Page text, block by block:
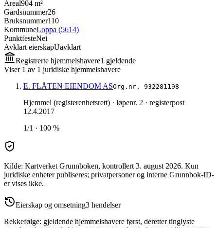
Areal904 m²
Gårdsnummer26
Bruksnummer110
KommuneLoppa (5614)
PunktfesteNei
Avklart eierskapUavklart
Registrerte hjemmelshavere1 gjeldende
Viser 1 av 1 juridiske hjemmelshavere
E. FLÅTEN EIENDOM ASOrg.nr. 932281198
Hjemmel (registerenhetsrett) · løpenr. 2 · registerpost
12.4.2017
1/1 · 100 %
Kilde: Kartverket Grunnboken, kontrollert 3. august 2026. Kun
juridiske enheter publiseres; privatpersoner og interne Grunnbok-ID-
er vises ikke.
Eierskap og omsetning3 hendelser
Rekkefølge: gjeldende hjemmelshavere først, deretter tinglyste